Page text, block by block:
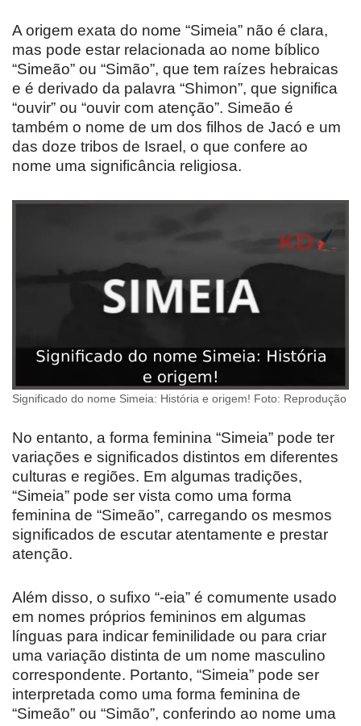
A origem exata do nome “Simeia” não é clara,
mas pode estar relacionada ao nome bíblico
“Simeão” ou “Simão”, que tem raízes hebraicas
e é derivado da palavra “Shimon”, que significa
“ouvir” ou “ouvir com atenção”. Simeão é
também o nome de um dos filhos de Jacó e um
das doze tribos de Israel, o que confere ao
nome uma significância religiosa.
Significado do nome Simeia: História e origem! Foto: Reprodução
No entanto, a forma feminina “Simeia” pode ter
variações e significados distintos em diferentes
culturas e regiões. Em algumas tradições,
“Simeia” pode ser vista como uma forma
feminina de “Simeão”, carregando os mesmos
significados de escutar atentamente e prestar
atenção.
Além disso, o sufixo “-eia” é comumente usado
em nomes próprios femininos em algumas
línguas para indicar feminilidade ou para criar
uma variação distinta de um nome masculino
correspondente. Portanto, “Simeia” pode ser
interpretada como uma forma feminina de
“Simeão” ou “Simão”, conferindo ao nome uma